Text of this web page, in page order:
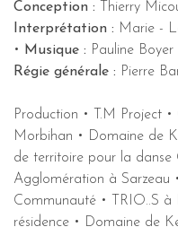
Conception : Thierry
Interprétation : Marie -
•
Musique : Pauline Boyer
Régie générale : Pierre
Production • T.M Project
Morbihan • Domaine de
de territoire pour la danse
Agglomération à Sarzeau
Communauté • TRIO..S à
résidence • Domaine de